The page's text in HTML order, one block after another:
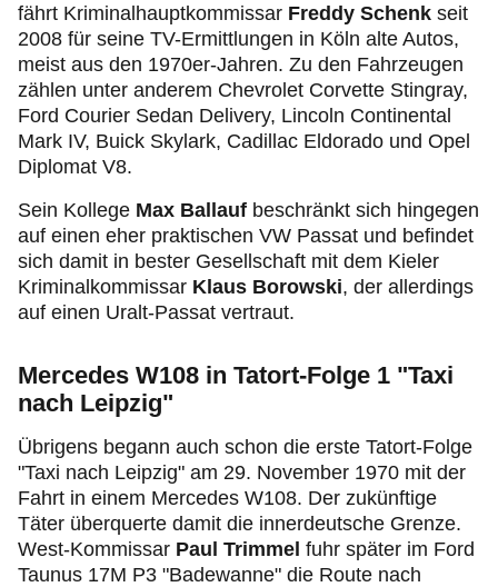
fährt Kriminalhauptkommissar Freddy Schenk seit
2008 für seine TV-Ermittlungen in Köln alte Autos,
meist aus den 1970er-Jahren. Zu den Fahrzeugen
zählen unter anderem Chevrolet Corvette Stingray,
Ford Courier Sedan Delivery, Lincoln Continental
Mark IV, Buick Skylark, Cadillac Eldorado und Opel
Diplomat V8.
Sein Kollege Max Ballauf beschränkt sich hingegen
auf einen eher praktischen VW Passat und befindet
sich damit in bester Gesellschaft mit dem Kieler
Kriminalkommissar Klaus Borowski, der allerdings
auf einen Uralt-Passat vertraut.
Mercedes W108 in Tatort-Folge 1 "Taxi
nach Leipzig"
Übrigens begann auch schon die erste Tatort-Folge
"Taxi nach Leipzig" am 29. November 1970 mit der
Fahrt in einem Mercedes W108. Der zukünftige
Täter überquerte damit die innerdeutsche Grenze.
West-Kommissar Paul Trimmel fuhr später im Ford
Taunus 17M P3 "Badewanne" die Route nach